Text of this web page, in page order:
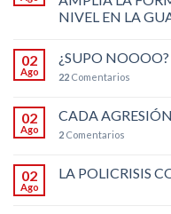
NIVEL EN LA
02
Ago
¿SUPO
22 Comentarios
02
Ago
CADA
2 Comentarios
02
Ago
LA POLICRISIS